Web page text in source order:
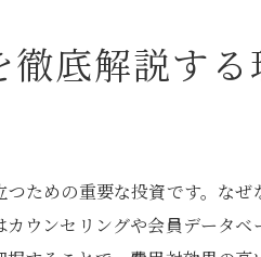
初期費用の内訳で選ぶ結婚相談
費用総額や月額相場を踏
女性向け・男性向け費用
底解説する
ための重要な投資です。な
ウンセリングや会員データ